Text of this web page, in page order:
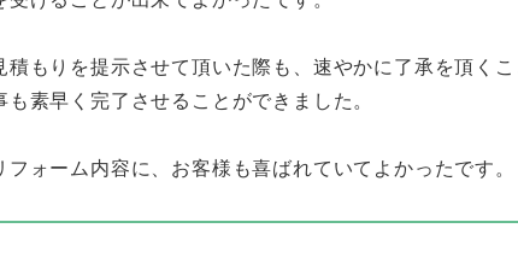
積もりを提示させて頂いた際も、速やかに了承を頂く
も素早く完了させることができました。
フォーム内容に、お客様も喜ばれていてよかったです。